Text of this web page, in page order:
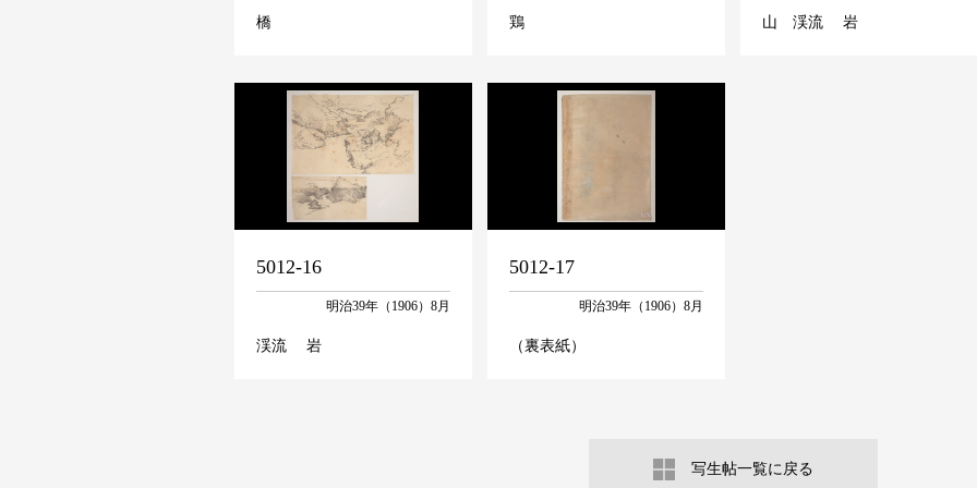
橋 鶏 山 渓流 岩
5012-16
明治39年（1906）8月
渓流 岩
5012-17
明治39年（1906）8月
（裏表紙）
写生帖一覧に戻る